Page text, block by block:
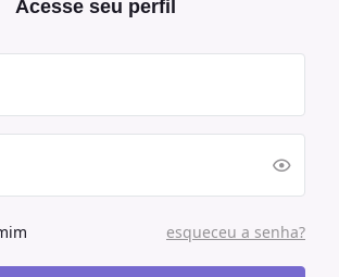
Acesse seu perfil
esqueceu a senha?